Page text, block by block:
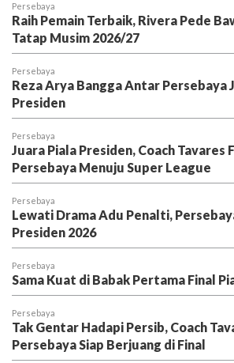
Persebaya
Raih Pemain Terbaik, Rivera Pede
Tatap Musim 2026/27
Persebaya
Reza Arya Bangga Antar Persebaya
Presiden
Persebaya
Juara Piala Presiden, Coach Tavares
Persebaya Menuju Super League
Persebaya
Lewati Drama Adu Penalti,
Presiden 2026
Persebaya
Sama Kuat di Babak Pertama Final
Persebaya
Tak Gentar Hadapi Persib, Coach
Persebaya Siap Berjuang di Final